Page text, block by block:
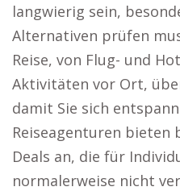
langwierig sein,
Alternativen prüfen
Reise, von Flug- und
Aktivitäten vor Ort,
damit Sie sich
Reiseagenturen bieten
Deals an, die für
normalerweise nicht